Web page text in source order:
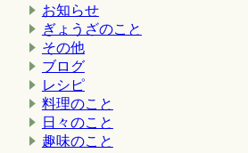
お知らせ
ぎょうざのこと
その他
ブログ
レシピ
料理のこと
日々のこと
趣味のこと